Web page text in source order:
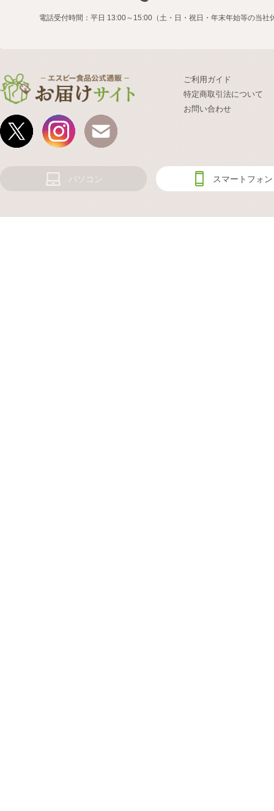
電話受付時間：平日 13:00～15:00（土・日・祝日・年末年始等の当社
ご利用ガイド
特定商取引法について
お問い合わせ
パソコン スマートフォン